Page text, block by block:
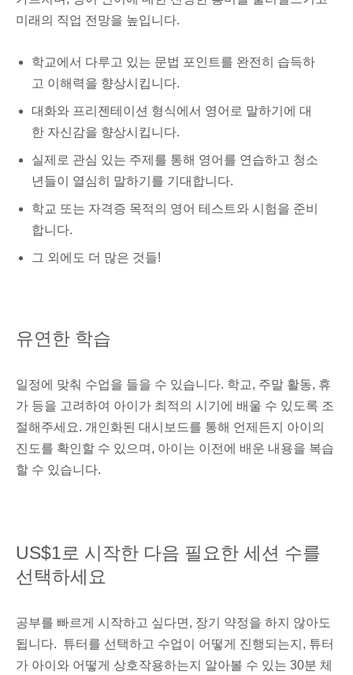
미래의 직업 전망을 높입니다.
학교에서 다루고 있는 문법 포인트를 완전히 습득하
고 이해력을 향상시킵니다.
대화와 프리젠테이션 형식에서 영어로 말하기에 대
한 자신감을 향상시킵니다.
실제로 관심 있는 주제를 통해 영어를 연습하고 청소
년들이 열심히 말하기를 기대합니다.
학교 또는 자격증 목적의 영어 테스트와 시험을 준비
합니다.
그 외에도 더 많은 것들!
유연한 학습
일정에 맞춰 수업을 들을 수 있습니다. 학교, 주말 활동, 휴
가 등을 고려하여 아이가 최적의 시기에 배울 수 있도록 조
절해주세요. 개인화된 대시보드를 통해 언제든지 아이의
진도를 확인할 수 있으며, 아이는 이전에 배운 내용을 복습
할 수 있습니다.
US$1로 시작한 다음 필요한 세션 수를
선택하세요
공부를 빠르게 시작하고 싶다면, 장기 약정을 하지 않아도
됩니다. 튜터를 선택하고 수업이 어떻게 진행되는지, 튜터
가 아이와 어떻게 상호작용하는지 알아볼 수 있는 30분 체